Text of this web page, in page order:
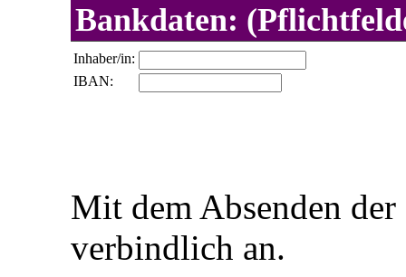
Bankdaten:
Inhaber/in:
IBAN:
Mit dem Absenden
verbindlich an.